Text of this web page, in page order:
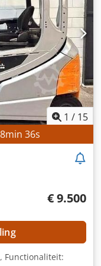
Brandstoftype:
5.745 uur
B x H): 4.400 x
mm Leeggewicht:
1 / 15
8min 33s
€ 9.500
, Functionaliteit: